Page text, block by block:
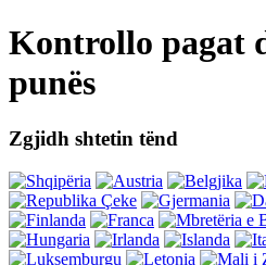
Kontrollo pagat
punës
Zgjidh shtetin tënd